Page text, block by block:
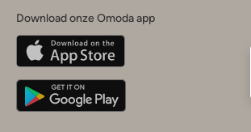
Belgique(Français)
Deutschland
Download onze Omoda app